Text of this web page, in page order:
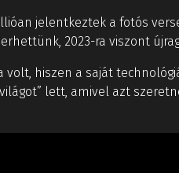
jelentkeztek a fotós
2023-ra viszont
volt, hiszen a saját
lett, amivel azt